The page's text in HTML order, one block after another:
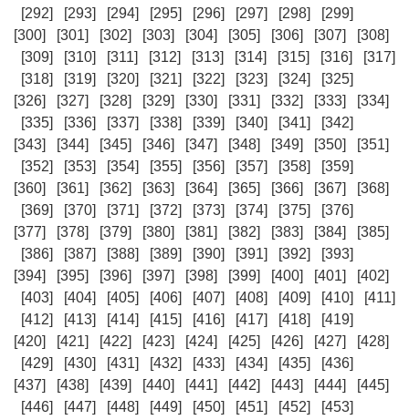
[292]
[293] [294] [295] [296] [297] [298]
[299]
[300]
[301] [302] [303] [304] [305] [306] [307]
[308]
[309]
[310] [311] [312] [313] [314] [315] [316]
[317]
[318]
[319] [320] [321] [322] [323] [324]
[325]
[326]
[327] [328] [329] [330] [331] [332] [333]
[334]
[335]
[336] [337] [338] [339] [340] [341]
[342]
[343]
[344] [345] [346] [347] [348] [349] [350]
[351]
[352]
[353] [354] [355] [356] [357] [358]
[359]
[360]
[361] [362] [363] [364] [365] [366] [367]
[368]
[369]
[370] [371] [372] [373] [374] [375]
[376]
[377]
[378] [379] [380] [381] [382] [383] [384]
[385]
[386]
[387] [388] [389] [390] [391] [392]
[393]
[394]
[395] [396] [397] [398] [399] [400] [401]
[402]
[403]
[404] [405] [406] [407] [408] [409] [410]
[411]
[412]
[413] [414] [415] [416] [417] [418]
[419]
[420]
[421] [422] [423] [424] [425] [426] [427]
[428]
[429]
[430] [431] [432] [433] [434] [435]
[436]
[437]
[438] [439] [440] [441] [442] [443] [444]
[445]
[446]
[447] [448] [449] [450] [451] [452]
[453]